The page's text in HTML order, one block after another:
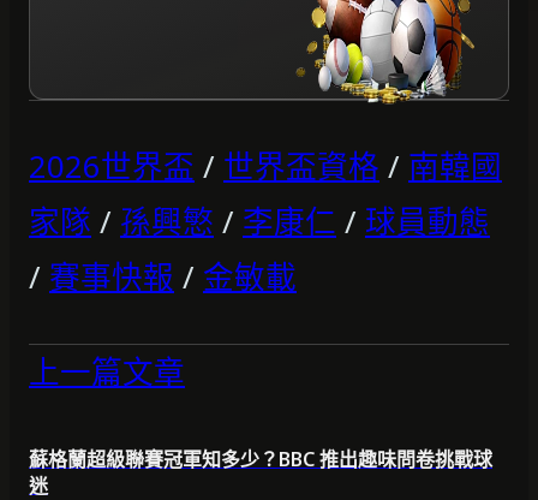
2026世界盃 / 世界盃資格 / 南韓國
家隊 / 孫興慜 / 李康仁 / 球員動態
/ 賽事快報 / 金敏載
上一篇文章
蘇格蘭超級聯賽冠軍知多少？BBC 推出趣味問卷挑戰球
迷